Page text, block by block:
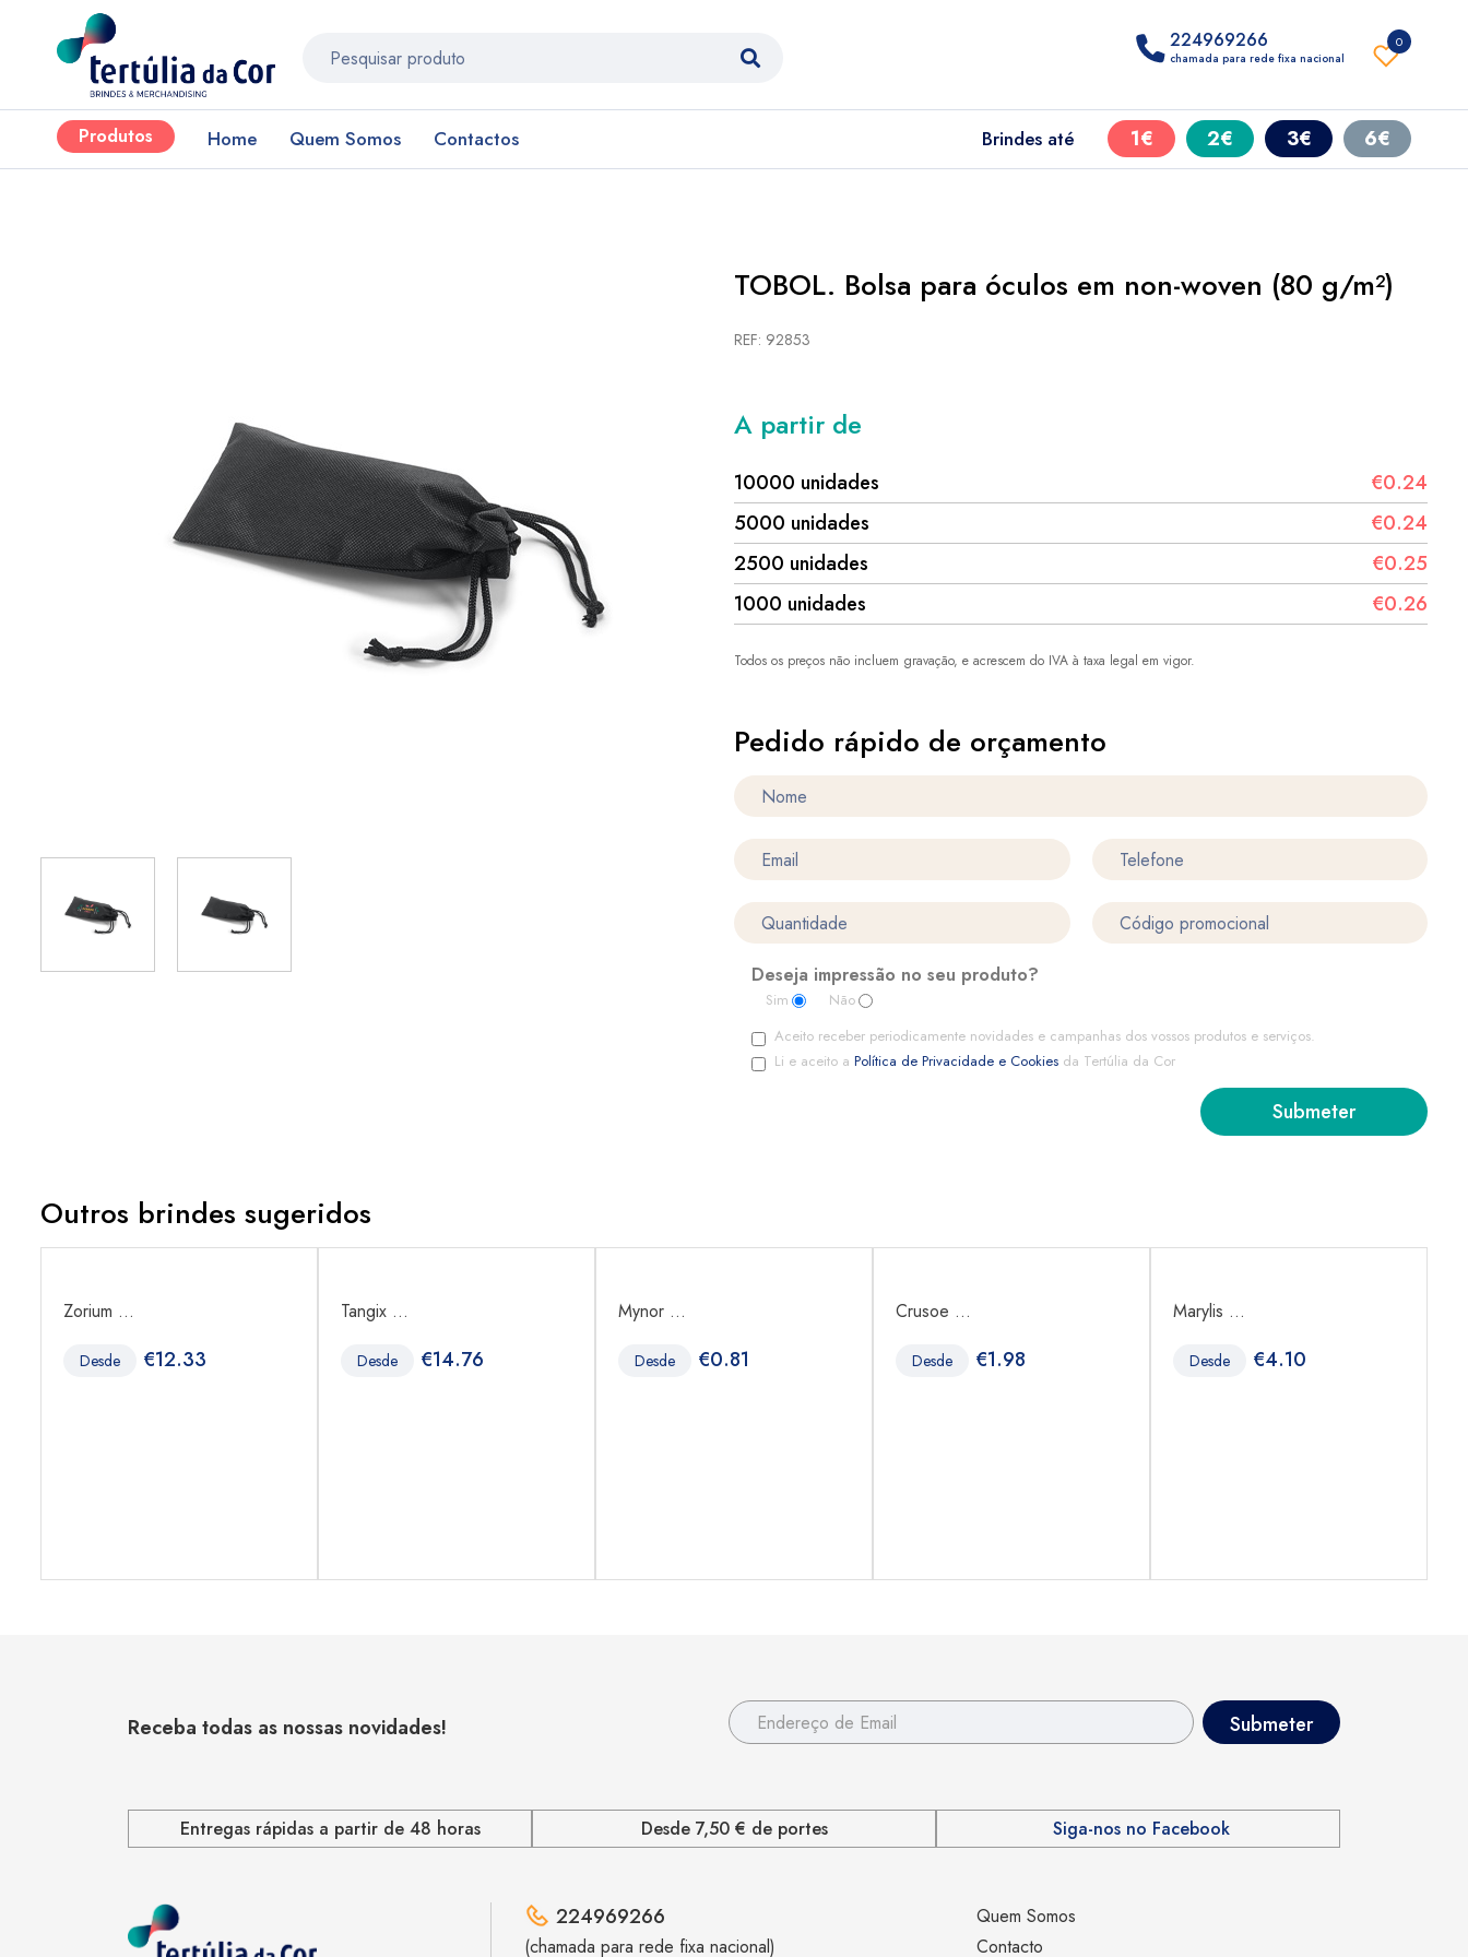
0
224969266
chamada para rede fixa nacional
Produtos Home Quem Somos Contactos Brindes até 1€ 2€ 3€ 6€
TOBOL. Bolsa para óculos em non-woven (80 g/m²)
REF: 92853
A partir de
10000 unidades
€0.24
5000 unidades
€0.24
2500 unidades
€0.25
1000 unidades
€0.26
Todos os preços não incluem gravação, e acrescem do IVA à taxa legal em vigor.
Pedido rápido de orçamento
Deseja impressão no seu produto?
Sim
Não
Aceito receber periodicamente novidades e campanhas dos vossos produtos e serviços.
Li e aceito a Política de Privacidade e Cookies da Tertúlia da Cor
Outros brindes sugeridos
Zorium ...
Desde €12.33
Tangix ...
Desde €14.76
Mynor ...
Desde €0.81
Crusoe ...
Desde €1.98
Marylis ...
Desde €4.10
Receba todas as nossas novidades!
Entregas rápidas a partir de 48 horas Desde 7,50 € de portes Siga-nos no Facebook
224969266
(chamada para rede fixa nacional)
Quem Somos
Contacto